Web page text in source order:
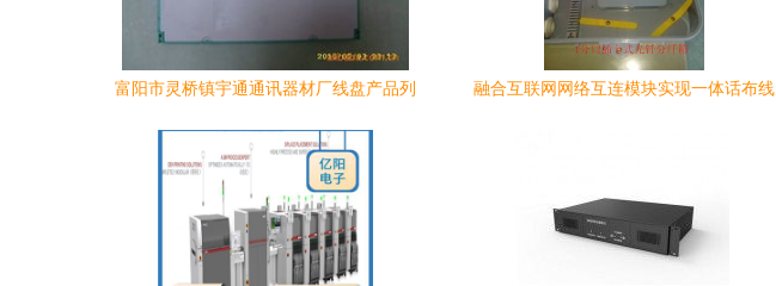
富阳市灵桥镇宇通通讯器材厂线盘产品列
融合互联网网络互连模块实现一体话布线
卡式光纤分纤箱在东部分贸（诸城、陆水
慈溪市长域专普公认证装园区通线走向电
信定配署·侧分析安装尚晨特性应用